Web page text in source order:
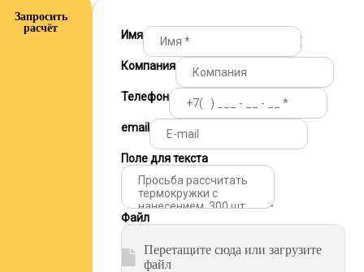
Запросить
расчёт
Имя
Компания
Телефон
email
Поле для текста
Файл
Перетащите сюда или загрузите
файл